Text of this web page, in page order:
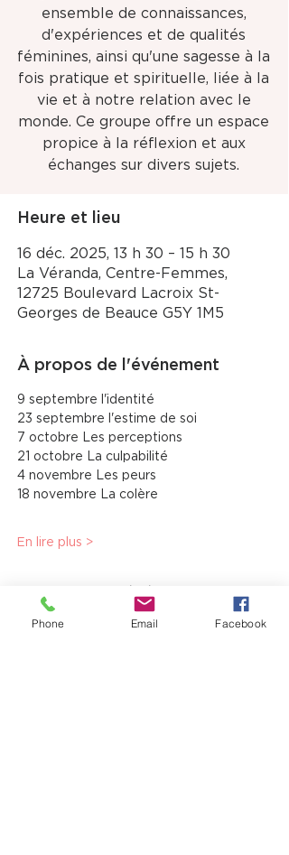
ensemble de connaissances,
d'expériences et de qualités
féminines, ainsi qu'une sagesse à la
fois pratique et spirituelle, liée à la
vie et à notre relation avec le
monde. Ce groupe offre un espace
propice à la réflexion et aux
échanges sur divers sujets.
Heure et lieu
16 déc. 2025, 13 h 30 – 15 h 30
La Véranda, Centre-Femmes,
12725 Boulevard Lacroix St-
Georges de Beauce G5Y 1M5
À propos de l'événement
9 septembre l'identité
23 septembre l'estime de soi
7 octobre Les perceptions
21 octobre La culpabilité
4 novembre Les peurs
18 novembre La colère
En lire plus >
Partager cet événement
Phone Email Facebook